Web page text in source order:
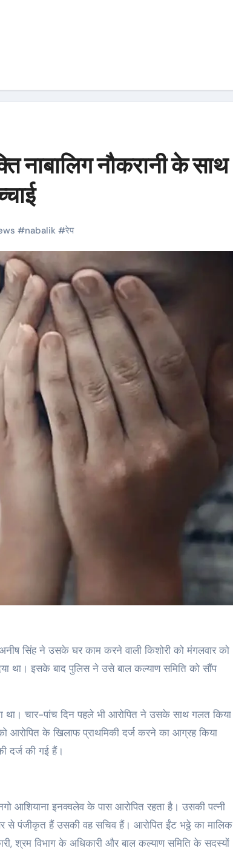
नौकरानी के साथ
#nabalik #रेप
था। इसके बाद पुलिस ने उसे बाल कल्याण समिति को सौंप
था। चार-पांच दिन पहले भी आरोपित ने उसके साथ गलत किया
आरोपित के खिलाफ प्राथमिकी दर्ज करने का आग्रह किया
दर्ज की गई हैं।
आशियाना इनक्वलेव के पास आरोपित रहता है। उसकी पत्नी
से पंजीकृत हैं उसकी वह सचिव हैं। आरोपित ईंट भठ्ठे का मालिक
श्रम विभाग के अधिकारी और बाल कल्याण समिति के सदस्यों